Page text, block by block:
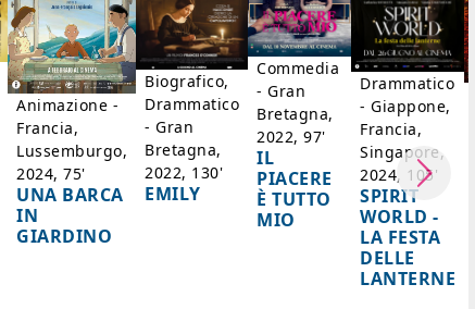
Animazione -
Francia,
Lussemburgo,
2024, 75'
UNA BARCA
IN
GIARDINO
Biografico,
Drammatico
- Gran
Bretagna,
2022, 130'
EMILY
Commedia
- Gran
Bretagna,
2022, 97'
IL
PIACERE
È TUTTO
MIO
Drammatico
- Giappone,
Francia,
Singapore,
2024, 105'
SPIRIT
WORLD -
LA FESTA
DELLE
LANTERNE